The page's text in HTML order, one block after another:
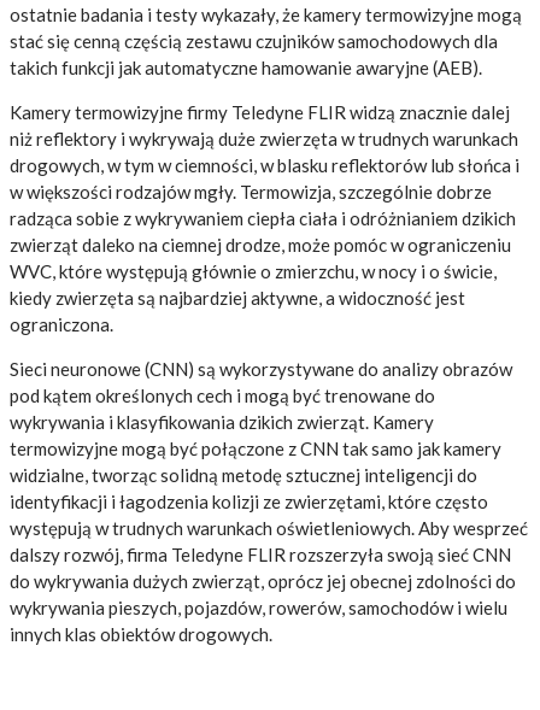
ostatnie badania i testy wykazały, że kamery termowizyjne mogą
stać się cenną częścią zestawu czujników samochodowych dla
takich funkcji jak automatyczne hamowanie awaryjne (AEB).
Kamery termowizyjne firmy Teledyne FLIR widzą znacznie dalej
niż reflektory i wykrywają duże zwierzęta w trudnych warunkach
drogowych, w tym w ciemności, w blasku reflektorów lub słońca i
w większości rodzajów mgły. Termowizja, szczególnie dobrze
radząca sobie z wykrywaniem ciepła ciała i odróżnianiem dzikich
zwierząt daleko na ciemnej drodze, może pomóc w ograniczeniu
WVC, które występują głównie o zmierzchu, w nocy i o świcie,
kiedy zwierzęta są najbardziej aktywne, a widoczność jest
ograniczona.
Sieci neuronowe (CNN) są wykorzystywane do analizy obrazów
pod kątem określonych cech i mogą być trenowane do
wykrywania i klasyfikowania dzikich zwierząt. Kamery
termowizyjne mogą być połączone z CNN tak samo jak kamery
widzialne, tworząc solidną metodę sztucznej inteligencji do
identyfikacji i łagodzenia kolizji ze zwierzętami, które często
występują w trudnych warunkach oświetleniowych. Aby wesprzeć
dalszy rozwój, firma Teledyne FLIR rozszerzyła swoją sieć CNN
do wykrywania dużych zwierząt, oprócz jej obecnej zdolności do
wykrywania pieszych, pojazdów, rowerów, samochodów i wielu
innych klas obiektów drogowych.